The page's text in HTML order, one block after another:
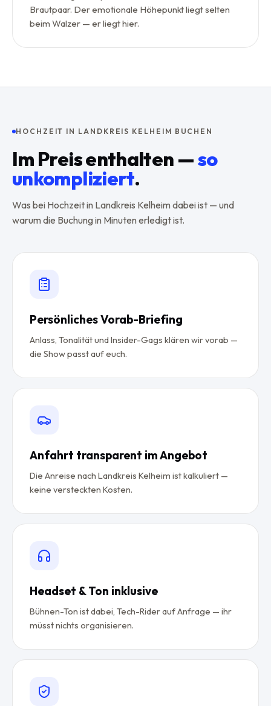
Brautpaar. Der emotionale Höhepunkt liegt selten
beim Walzer — er liegt hier.
HOCHZEIT IN LANDKREIS KELHEIM BUCHEN
Im Preis enthalten —so
unkompliziert.
Was bei Hochzeit in Landkreis Kelheim dabei ist — und
warum die Buchung in Minuten erledigt ist.
Persönliches Vorab-Briefing
Anlass, Tonalität und Insider-Gags klären wir vorab —
die Show passt auf euch.
Anfahrt transparent im Angebot
Die Anreise nach Landkreis Kelheim ist kalkuliert —
keine versteckten Kosten.
Headset & Ton inklusive
Bühnen-Ton ist dabei, Tech-Rider auf Anfrage — ihr
müsst nichts organisieren.